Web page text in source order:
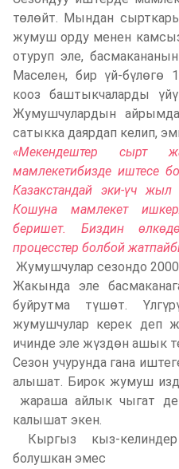
төлөйт. Мындан
жумуш орду менен
отуруп эле,
Маселен, бир үй-бүлөгө
кооз баштыкчаларды
Жумушчулардын
сатыкка даярдап келип,
«Мекендештер сырт
мамлекетибизде иштесе
Казакстандай эки-үч жыл
Кошуна мамлекет
беришет. Биздин
процесстер болбой
Жумушчулар сезондо
Жакында эле
буйрутма түшөт.
жумушчулар керек деп
ичинде эле жүздөн ашык
Сезон учурунда гана
алышат. Бирок жумуш
жараша айлык чыгат
калышат экен.
Кыргыз кыз-
болушкан эмес